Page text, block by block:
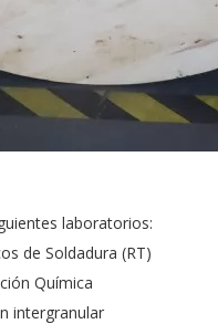
laboratorios:
de Soldadura (RT)
Química
intergranular